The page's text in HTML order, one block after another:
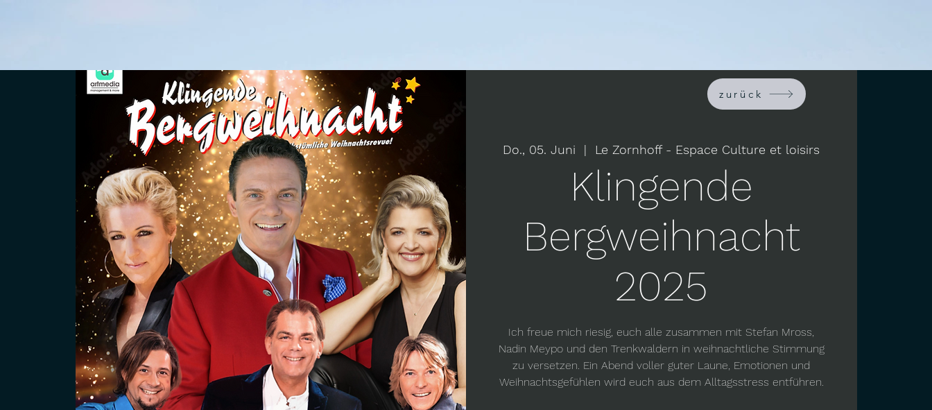
Do., 05. Juni
  |
Le Zornhoff - Espace Culture et loisirs
Klingende
Bergweihnacht
2025
Ich freue mich riesig, euch alle zusammen mit Stefan Mross,
Nadin Meypo und den Trenkwaldern in weihnachtliche Stimmung
zu versetzen. Ein Abend voller guter Laune, Emotionen und
Weihnachtsgefühlen wird euch aus dem Alltagsstress entführen.
zurück